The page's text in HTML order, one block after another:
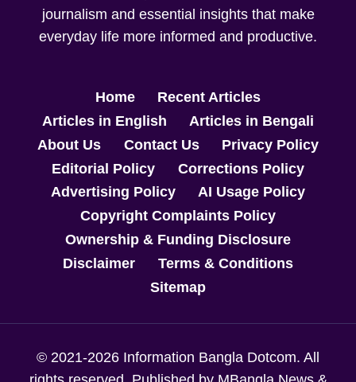
journalism and essential insights that make
everyday life more informed and productive.
Home
Recent Articles
Articles in English
Articles in Bengali
About Us
Contact Us
Privacy Policy
Editorial Policy
Corrections Policy
Advertising Policy
AI Usage Policy
Copyright Complaints Policy
Ownership & Funding Disclosure
Disclaimer
Terms & Conditions
Sitemap
© 2021-2026 Information Bangla Dotcom. All